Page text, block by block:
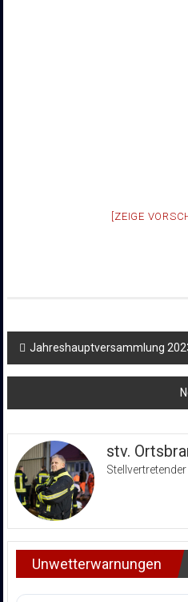
[ZEIGE
Beitragsnavigation
Jahreshauptversammlung
stv.
Unwetterwarnungen